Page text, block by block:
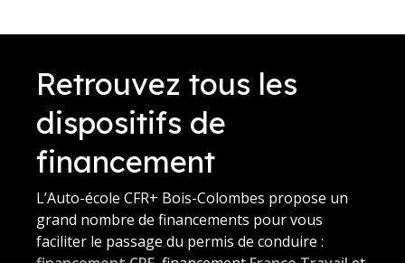
Retrouvez tous les
dispositifs de
financement
L’Auto-école CFR+ Bois-Colombes propose un
grand nombre de financements pour vous
faciliter le passage du permis de conduire :